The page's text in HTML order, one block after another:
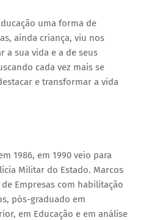
uma forma de
ainda criança, viu nos
a sua vida e a de seus
cada vez mais se
e transformar a vida
1986, em 1990 veio para
Militar do Estado. Marcos
Empresas com habilitação
pós-graduado em
em Educação e em análise